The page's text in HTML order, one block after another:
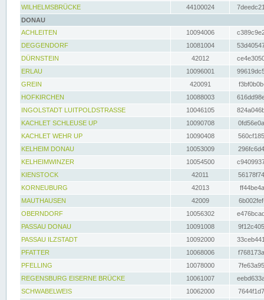
WILHELMSBRÜCKE
44100024
DONAU
ACHLEITEN
10094006
DEGGENDORF
10081004
DÜRNSTEIN
42012
ERLAU
10096001
GREIN
420091
HOFKIRCHEN
10088003
INGOLSTADT LUITPOLDSTRASSE
10046105
KACHLET SCHLEUSE UP
10090708
KACHLET WEHR UP
10090408
KELHEIM DONAU
10053009
KELHEIMWINZER
10054500
KIENSTOCK
42011
KORNEUBURG
42013
MAUTHAUSEN
42009
OBERNDORF
10056302
PASSAU DONAU
10091008
PASSAU ILZSTADT
10092000
PFATTER
10068006
PFELLING
10078000
REGENSBURG EISERNE BRÜCKE
10061007
SCHWABELWEIS
10062000